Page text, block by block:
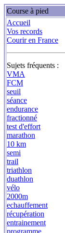
Course à pied
Accueil
Vos records
Courir en France
Sujets fréquents :
VMA
FCM
seuil
séance
endurance
fractionné
test d'effort
marathon
10 km
semi
trail
triathlon
duathlon
vélo
2000m
echauffement
récupération
entrainement
programme